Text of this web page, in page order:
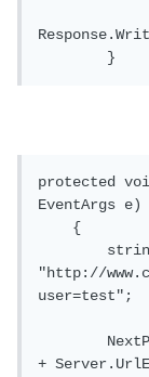
        }
protected
EventArgs e)
    {
        string destinationURL =
"http://
user=test";
        NextPage.NavigateUrl = "~/Finish?url="
+